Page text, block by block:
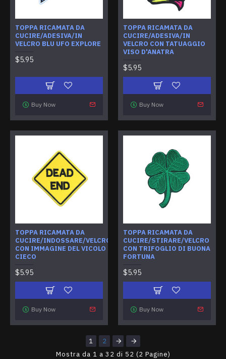
TOPPA RICAMATA DA
CUCIRE/ADESIVA/IN
VELCRO BLU UFO EXPLORE
$5.95
Buy Now
TOPPA RICAMATA DA
CUCIRE/ADESIVA/IN
VELCRO CON TATUAGGIO
VISO D'ANATRA
$5.95
Buy Now
TOPPA RICAMATA DA
CUCIRE/INDOSSARE/VELCRO
CON IMMAGINE DEL VICOLO
CIECO
$5.95
Buy Now
TOPPA RICAMATA DA
CUCIRE/STIRARE/VELCRO
CON TRIFOGLIO DI BUONA
FORTUNA
$5.95
Buy Now
1
2
Mostra da 1 a 32 di 52 (2 Pagine)